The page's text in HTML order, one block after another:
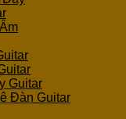
Guitar
Đàn Guitar